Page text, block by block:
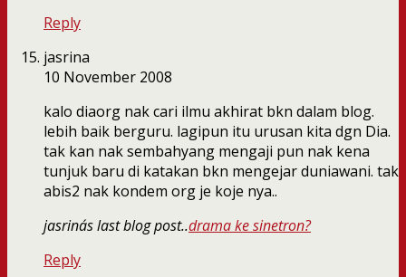
Reply
jasrina
10 November 2008
kalo diaorg nak cari ilmu akhirat bkn dalam blog.
lebih baik berguru. lagipun itu urusan kita dgn Dia.
tak kan nak sembahyang mengaji pun nak kena
tunjuk baru di katakan bkn mengejar duniawani. tak
abis2 nak kondem org je koje nya..
jasrina´s last blog post..drama ke sinetron?
Reply